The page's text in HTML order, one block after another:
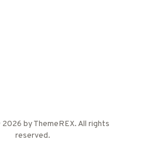
by ThemeREX. All rights
reserved.